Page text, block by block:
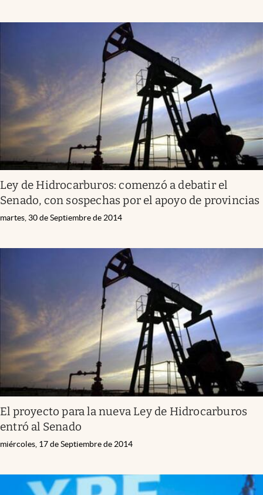
Ley de Hidrocarburos: comenzó a debatir el
Senado, con sospechas por el apoyo de provincias
martes, 30 de Septiembre de 2014
El proyecto para la nueva Ley de Hidrocarburos
entró al Senado
miércoles, 17 de Septiembre de 2014